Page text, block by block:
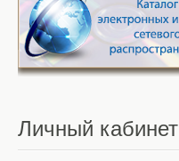
Личный кабинет